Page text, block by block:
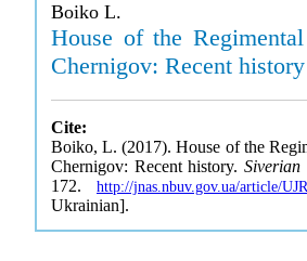
Boiko L.
House of the
Chernigov: Recent history
Cite:
Boiko, L. (2017). House of the
Chernigov: Recent history. Siverian
172. http://jnas.nbuv.gov.ua/article/
Ukrainian].